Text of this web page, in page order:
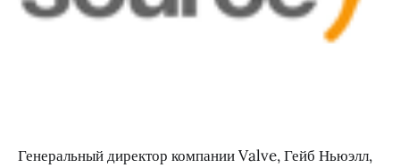
Генеральный директор компании Valve, Гейб Ньюэлл,